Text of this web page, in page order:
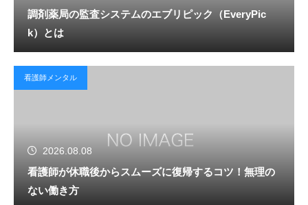
調剤薬局の監査システムのエブリピック（EveryPic
k）とは
看護師メンタル
2026.08.08
看護師が休職後からスムーズに復帰するコツ！無理の
ない働き方